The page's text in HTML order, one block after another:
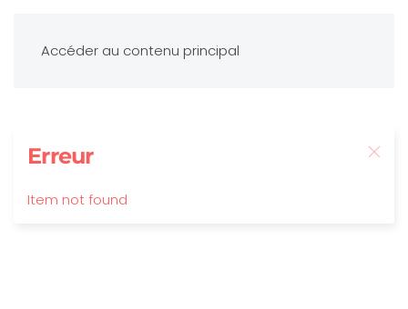
Accéder au contenu principal
Erreur
Item not found